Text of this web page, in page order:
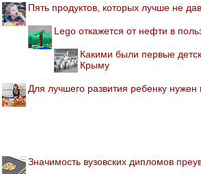
Пять продуктов, которых лучше не
Lego откажется от нефти в
Какими были первые
Крыму
Для лучшего развития ребенку
Значимость вузовских дипломов